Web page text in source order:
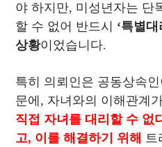
야 하지만, 미성년자는 단
할 수 없어 반드시
‘특별
상황이었습니다.
특히 의뢰인은 공동상속
문에, 자녀와의 이해관계
직접 자녀를 대리할 수 없
고, 이를 해결하기 위해 트